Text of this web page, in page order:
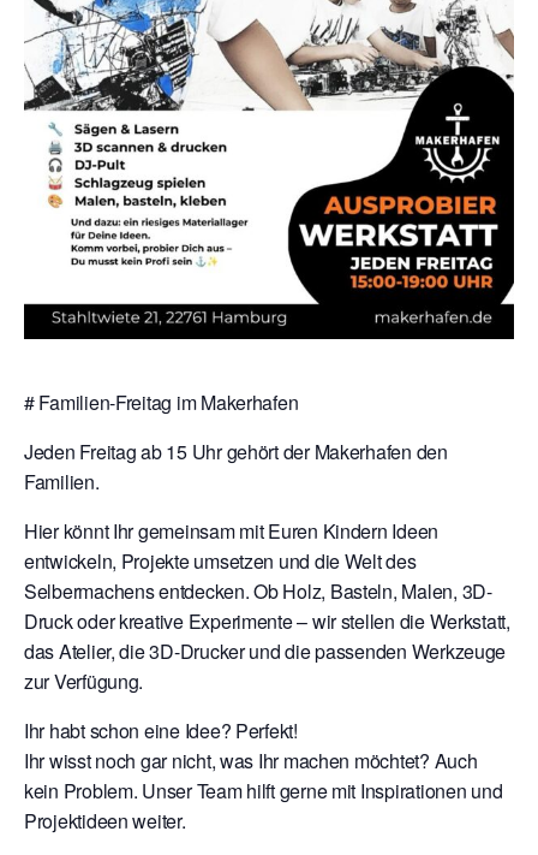
# Familien-Freitag im Makerhafen
Jeden Freitag ab 15 Uhr gehört der Makerhafen den
Familien.
Hier könnt Ihr gemeinsam mit Euren Kindern Ideen
entwickeln, Projekte umsetzen und die Welt des
Selbermachens entdecken. Ob Holz, Basteln, Malen, 3D-
Druck oder kreative Experimente – wir stellen die Werkstatt,
das Atelier, die 3D-Drucker und die passenden Werkzeuge
zur Verfügung.
Ihr habt schon eine Idee? Perfekt!
Ihr wisst noch gar nicht, was Ihr machen möchtet? Auch
kein Problem. Unser Team hilft gerne mit Inspirationen und
Projektideen weiter.